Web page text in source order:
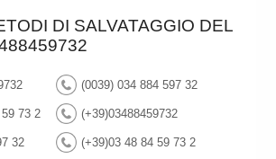
DI SALVATAGGIO DEL
(0039) 034 884 597 32
73 2 (+39)03488459732
32 (+39)03 48 84 59 73 2